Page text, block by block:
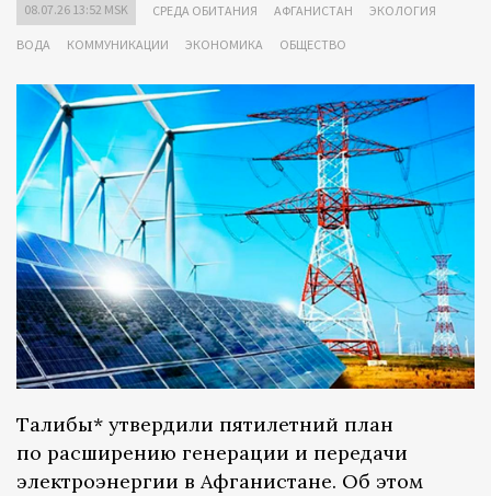
08.07.26 13:52 MSK СРЕДА ОБИТАНИЯ АФГАНИСТАН ЭКОЛОГИЯ
ВОДА КОММУНИКАЦИИ ЭКОНОМИКА ОБЩЕСТВО
Талибы* утвердили пятилетний план
по расширению генерации и передачи
электроэнергии в Афганистане. Об этом